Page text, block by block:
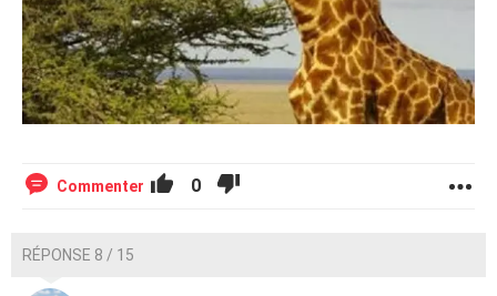
Commenter 0
RÉPONSE 8 / 15